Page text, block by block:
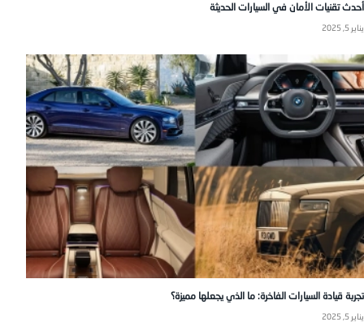
أحدث تقنيات الأمان في السيارات الحديثة
يناير 5, 2025
تجربة قيادة السيارات الفاخرة: ما الذي يجعلها مميزة؟
يناير 5, 2025